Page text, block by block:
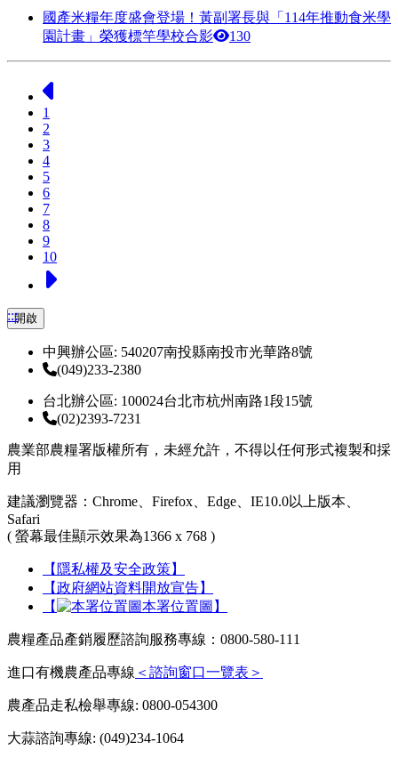
國產米糧年度盛會登場！黃副署長與「114年推動食米學
園計畫」榮獲標竿學校合影
130
1
2
3
4
5
6
7
8
9
10
:::開啟
中興辦公區: 540207南投縣南投市光華路8號
(049)233-2380
台北辦公區: 100024台北市杭州南路1段15號
(02)2393-7231
農業部農糧署版權所有，未經允許，不得以任何形式複製和採
用
建議瀏覽器：Chrome、Firefox、Edge、IE10.0以上版本、
Safari
( 螢幕最佳顯示效果為1366 x 768 )
【隱私權及安全政策】
【政府網站資料開放宣告】
【
本署位置圖】
農糧產品產銷履歷諮詢服務專線：0800-580-111
進口有機農產品專線 ＜諮詢窗口一覽表＞
農產品走私檢舉專線: 0800-054300
大蒜諮詢專線: (049)234-1064